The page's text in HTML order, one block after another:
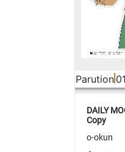
Parution
DAILY
Copy
o-okun